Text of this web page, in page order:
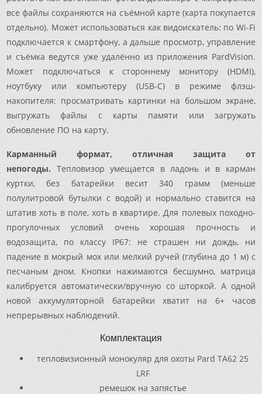
все файлы сохраняются на съёмной карте (карта покупается
отдельно). Может использоваться как видоискатель: по Wi-Fi
подключается к смартфону, а дальше просмотр, управление
и съёмка ведутся уже удалённо из приложения PardVision.
Может подключаться к стороннему монитору (HDMI),
ноутбуку или компьютеру (USB-C) в режиме флэш-
накопителя: просматривать картинки на большом экране,
выгружать файлы с карты памяти или загружать
обновление ПО на карту.
Карманный формат, отличная защита от
непогоды. Тепловизор умещается в ладонь и в карман
куртки, без батарейки весит 340 грамм (меньше
полулитровой бутылки с водой) и нормально ставится на
штатив хоть в поле, хоть в квартире. Для полевых походно-
прогулочных условий очень хорошая прочность и
водозащита, по классу IP67: не страшен ни дождь, ни
падение в мокрый мох или мелкий ручей (глубина до 1 м) с
песчаным дном. Кнопки нажимаются бесшумно, матрица
калибруется автоматически/вручную со шторкой. А одной
новой аккумуляторной батарейки хватит на 6+ часов
непрерывных наблюдений.
Комплектация
тепловизионный монокуляр для охоты Pard TA62 25
LRF
ремешок на запястье